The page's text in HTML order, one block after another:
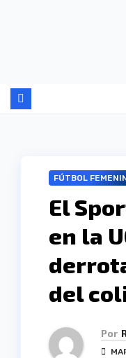
FÚTBOL
El
en la
del
Por